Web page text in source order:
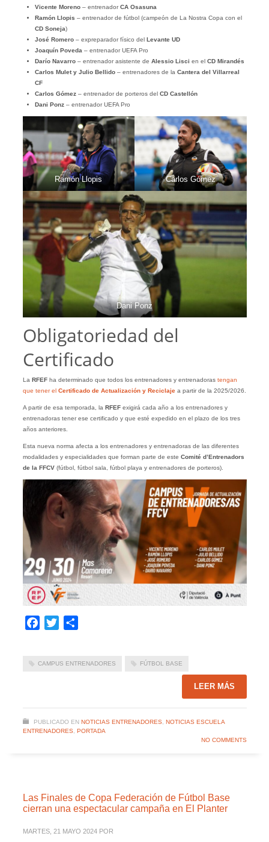
Vicente Moreno– entrenadorCA Osasuna
Ramón Llopis – entrenador de fútbol (campeón de La Nostra Copa con el
CD Soneja)
José Romero– expreparador físico del Levante UD
Joaquín Poveda – entrenador UEFA Pro
Darío Navarro– entrenador asistente de Alessio Lisci en el CD Mirandés
Carlos Mulet y Julio Bellido– entrenadores de la Cantera del Villarreal
CF
Carlos Gómez– entrenador de porteros del CD Castellón
Dani Ponz– entrenador UEFA Pro
Ramón Llopis Carlos Gómez
Dani Ponz
Obligatoriedad del
Certificado
La RFEFha determinado que todos los entrenadores y entrenadoras tengan
que tener el Certificado de Actualización y Reciclaje a partir de la 2025/2026.
A partir de esa temporada, la RFEFexigirá cada año a los entrenadores y
entrenadoras tener ese certificado y que esté expedido en el plazo de los tres
años anteriores.
Esta nueva norma afecta a los entrenadores y entrenadoras de las diferentes
modalidades y especialidades que forman parte de este Comité d’Entrenadors
de la FFCV(fútbol, fútbol sala, fútbol playa y entrenadores de porteros).
Facebook
Twitter
CAMPUS ENTRENADORES FÚTBOL BASE
LEER MÁS
PUBLICADO EN NOTICIAS ENTRENADORES, NOTICIAS ESCUELA
ENTRENADORES, PORTADA
NO COMMENTS
Las Finales de Copa Federación de Fútbol Base
cierran una espectacular campaña en El Planter
MARTES, 21 MAYO 2024 POR